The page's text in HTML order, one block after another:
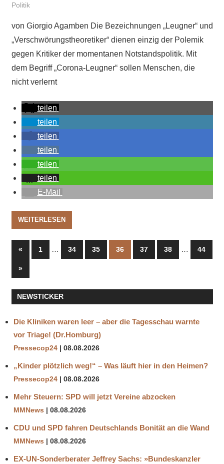
Politik
von Giorgio Agamben Die Bezeichnungen „Leugner“ und
„Verschwörungstheoretiker“ dienen einzig der Polemik
gegen Kritiker der momentanen Notstandspolitik. Mit
dem Begriff „Corona-Leugner“ sollen Menschen, die
nicht verlernt
teilen
teilen
teilen
teilen
teilen
teilen
E-Mail
WEITERLESEN
Seitennummerierung
der
Beiträge
«Vorherige
Beiträge
1 … 34 35 36 37 38 … 44
Nächste
Beiträge
»
NEWSTICKER
Die Kliniken waren leer – aber die Tagesschau warnte
vor Triage! (Dr.Homburg)
Pressecop24 08.08.2026
„Kinder plötzlich weg!“ – Was läuft hier in den Heimen?
Pressecop24 08.08.2026
Mehr Steuern: SPD will jetzt Vereine abzocken
MMNews 08.08.2026
CDU und SPD fahren Deutschlands Bonität an die Wand
MMNews 08.08.2026
EX-UN-Sonderberater Jeffrey Sachs: »Bundeskanzler